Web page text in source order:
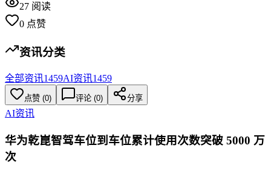
27 阅读
0 点赞
资讯分类
全部资讯1459AI资讯1459
点赞 (0) 评论 (0) 分享
AI资讯
华为乾崑智驾车位到车位累计使用次数突破 5000 万
次